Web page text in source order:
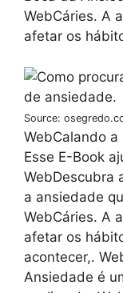
WebCáries. A
afetar os
Source:
WebCalando
Esse E-Book
WebDescubra
a ansiedade
WebCáries. A
afetar os
acontecer,.
Ansiedade é